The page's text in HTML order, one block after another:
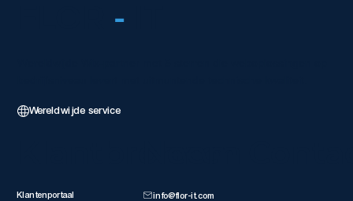
-
Wereldwijde service
Klantenportaal
info@flor-it.com